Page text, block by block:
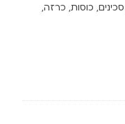
כוסות, כרזה,